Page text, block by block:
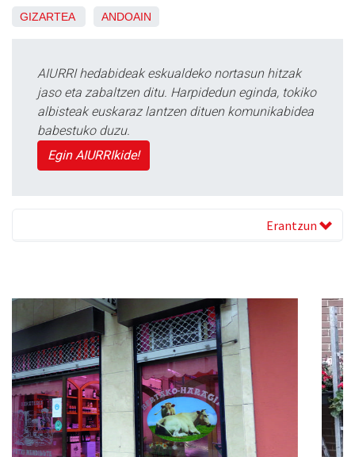
GIZARTEA ANDOAIN
AIURRI hedabideak eskualdeko nortasun hitzak
jaso eta zabaltzen ditu. Harpidedun eginda, tokiko
albisteak euskaraz lantzen dituen komunikabidea
babestuko duzu.
Egin AIURRIkide!
Erantzun